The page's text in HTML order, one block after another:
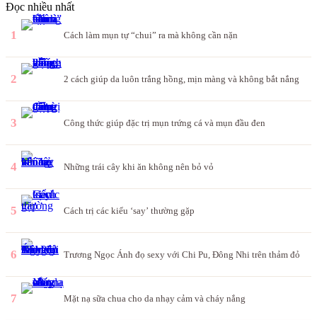
Đọc nhiều nhất
1 Cách làm mụn tự “chui” ra mà không cần nặn
2 2 cách giúp da luôn trắng hồng, mịn màng và không bắt nắng
3 Công thức giúp đặc trị mụn trứng cá và mụn đầu đen
4 Những trái cây khi ăn không nên bỏ vỏ
5 Cách trị các kiểu ‘say’ thường gặp
6 Trương Ngọc Ánh đọ sexy với Chi Pu, Đông Nhi trên thảm đỏ
7 Mặt nạ sữa chua cho da nhạy cảm và cháy nắng